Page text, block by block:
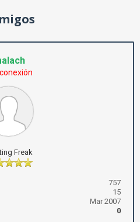
Freak
757
15
Mar 2007
0